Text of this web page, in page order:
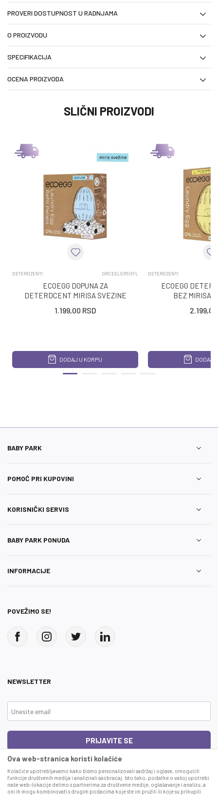
PROVERI DOSTUPNOST U RADNJAMA
O PROIZVODU
SPECIFIKACIJA
OCENA PROIZVODA
SLIČNI PROIZVODI
DETERDZENTI ORCEELER50FL
ECOEGG DOPUNA ZA
DETERDCENT MIRISA SVEZINE
1.199,00 RSD
DODAJ U KORPU
DETERDZENTI
ECOEGG
BEZ MIRISA
2.199,00
DODAJ
BABY PARK
POMOĆ PRI KUPOVINI
KORISNIČKI SERVIS
BABY PARK PONUDA
INFORMACIJE
POVEŽIMO SE!
NEWSLETTER
PRIJAVITE SE
This site is protected by reCAPTCHA and the GooglePrivacy Policy andTerms
Ova web-stranica koristi kolačiće
Kolačiće upotrebljavamo kako bismo personalizovali sadržaj i oglase, omogućili
funkcije društvenih medija i analizirali saobraćaj. Isto tako, podatke o vašoj upotrebi
naše web-lokacije delimo s partnerima za društvene medije, oglašavanje i analizu, a
oni ih mogu kombinovati s drugim podacima koje ste im pružili ili koje su prikupili